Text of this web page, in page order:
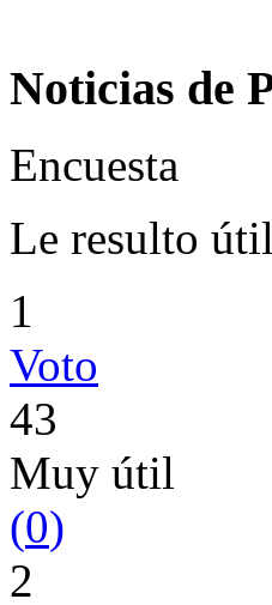
Noticias de
Encuesta
Le resulto
1
Voto
43
Muy útil
(0)
2